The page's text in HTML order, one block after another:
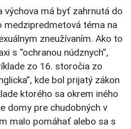
výchova má byť zahrnutá do
medzipredmetová téma na
zneužívaním. Ako to
s “ochranou núdznych”,
zo 16. storočia zo
kde bol prijatý zákon
ktorého sa okrem iného
domy pre chudobných v
malo pomáhať alebo sa s